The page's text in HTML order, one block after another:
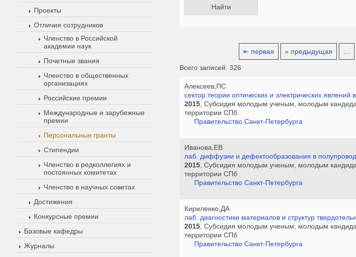
Проекты
Отличия сотрудников
Членство в Российской
академии наук
Почетные звания
Членство в общественных
организациях
Российские премии
Международные и зарубежные
премии
Персональные гранты
Стипендии
Членство в редколлегиях и
постоянных комитетах
Членство в научных советах
Достижения
Конкурсные премии
Базовые кафедры
Журналы
⇤ первая « предыдущая
Всего записей: 326
Алексеев,ПС
сектор теории оптических и электрических
2015 , Субсидия молодым ученым, молодым
территории СПб
Правительство Санкт-Петербурга
Иванова,ЕВ
лаб. диффузии и дефектообразования в
2015 , Субсидия молодым ученым, молодым
территории СПб
Правительство Санкт-Петербурга
Кириленко,ДА
лаб. диагностики материалов и структур
2015 , Субсидия молодым ученым, молодым
территории СПб
Правительство Санкт-Петербурга